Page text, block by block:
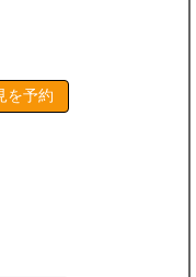
を予約